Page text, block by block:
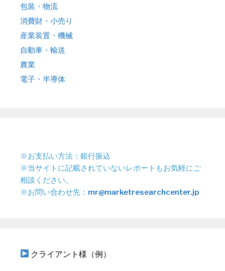
包装・物流
消費財・小売り
産業装置・機械
自動車・輸送
農業
電子・半導体
※お支払い方法：銀行振込
※当サイトに記載されていないレポートもお気軽にご
相談ください。
※お問い合わせ先： mr@marketresearchcenter.jp
クライアント様（例）